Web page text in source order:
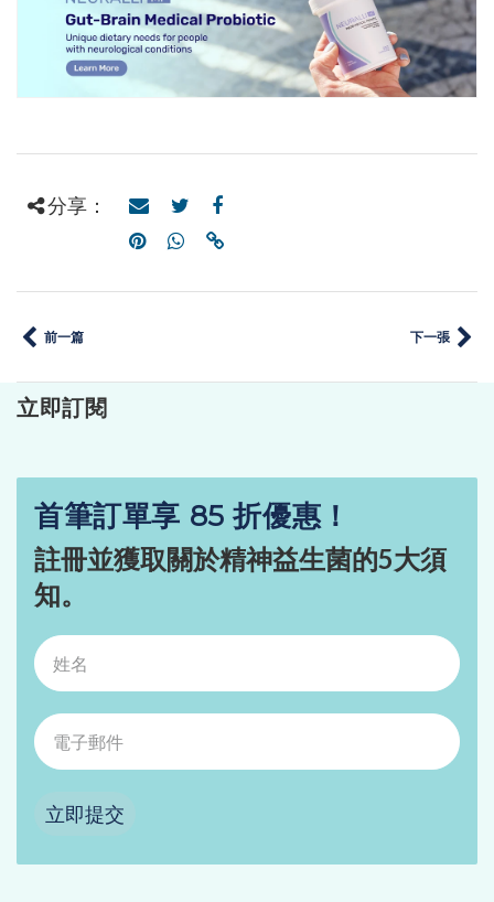
分享：
前一篇 下一張
立即訂閱
首筆訂單享 85 折優惠！
註冊並獲取關於精神益生菌的5大須
知。
立即提交